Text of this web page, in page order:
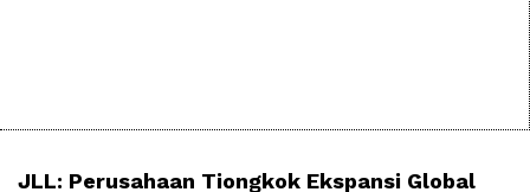
JLL: Perusahaan Tiongkok Ekspansi Global